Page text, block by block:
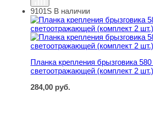
Планка крепления брызговика
9101S В наличии
Планка крепления брызговика
светоотражающей (комплект 2 шт.)
284,00 руб.